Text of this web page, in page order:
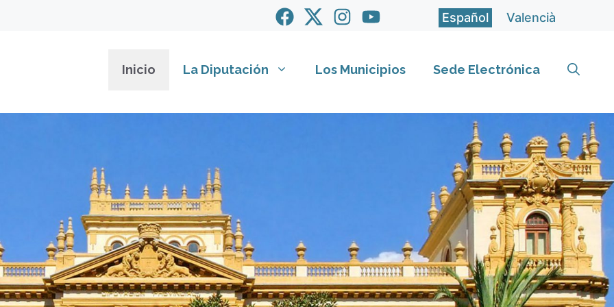
Español Valencià
Inicio La Diputación Los Municipios Sede Electrónica